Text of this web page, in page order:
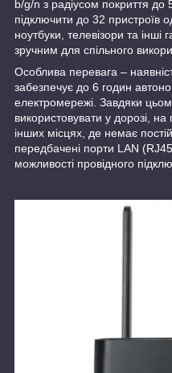
b/g/n з радіусом покриття
підключити до 32
ноутбуки, телевізори та
зручним для спільного
Особлива перевага –
забезпечує до 6 годин
електромережі. Завдяки
використовувати у дорозі,
інших місцях, де немає
передбачені порти LAN
можливості провідного